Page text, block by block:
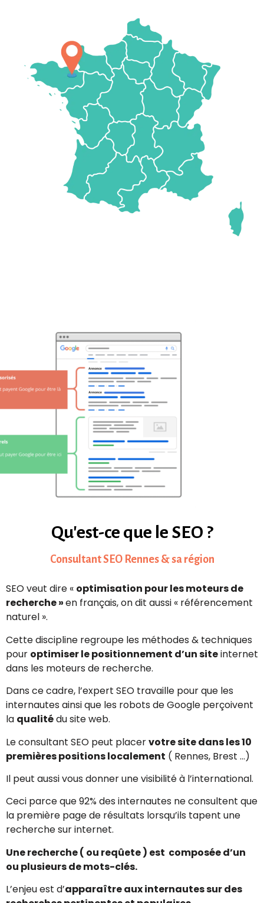
Qu'est-ce que le SEO ?
Consultant SEO Rennes & sa région
SEO veut dire « optimisation pour les moteurs de
recherche »en français, on dit aussi « référencement
naturel ».
Cette discipline regroupe les méthodes & techniques
pour optimiser le positionnement d’un siteinternet
dans les moteurs de recherche.
Dans ce cadre, l’expert SEO travaille pour que les
internautes ainsi que les robots de Google perçoivent
la qualitédu site web.
Le consultant SEO peut placervotre site dans les 10
premières positions localement ( Rennes, Brest …)
Il peut aussi vous donner une visibilité à l’international.
Ceci parce que 92% des internautes ne consultent que
la première page de résultats lorsqu’ils tapent une
recherche sur internet.
Une recherche ( ou reqûete ) est composée d’un
ou plusieurs de mots-clés.
L’enjeu est d’apparaître aux internautes sur des